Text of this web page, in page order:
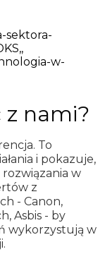
sektora-
w-
z nami?
To
i pokazuje,
w
z
- Canon,
Asbis - by
wykorzystują w